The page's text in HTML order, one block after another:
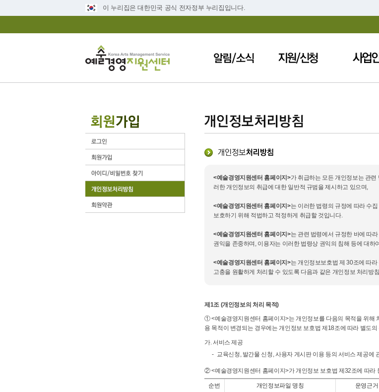
이 누리집은 대한민국 공식 전자정부 누리집입니다.
<예술경영지원센터 홈페이지>가 취급하는 모든 개인정보는 관련
러한 개인정보의 취급에 대한 일반적 규범을 제시하고 있으며,
<예술경영지원센터 홈페이지>는 이러한 법령의 규정에 따라 수
보호하기 위해 적법하고 적정하게 취급할 것입니다.
<예술경영지원센터 홈페이지>는 관련 법령에서 규정한 바에 따
권익을 존중하며, 이용자는 이러한 법령상 권익의 침해 등에 대
<예술경영지원센터 홈페이지>는 개인정보보호법 제 30조에 따
고충을 원활하게 처리할 수 있도록 다음과 같은 개인정보 처리방
제1조 (개인정보의 처리 목적)
① <예술경영지원센터 홈페이지>는 개인정보를 다음의 목적을 위해
용 목적이 변경되는 경우에는 개인정보 보호법 제18조에 따라 별도
가. 서비스 제공
교육신청, 발간물 신청, 사용자 게시판 이용 등의 서비스 제공에
② <예술경영지원센터 홈페이지>가 개인정보 보호법 제32조에 따라
순번 개인정보파일 명칭 운영근거